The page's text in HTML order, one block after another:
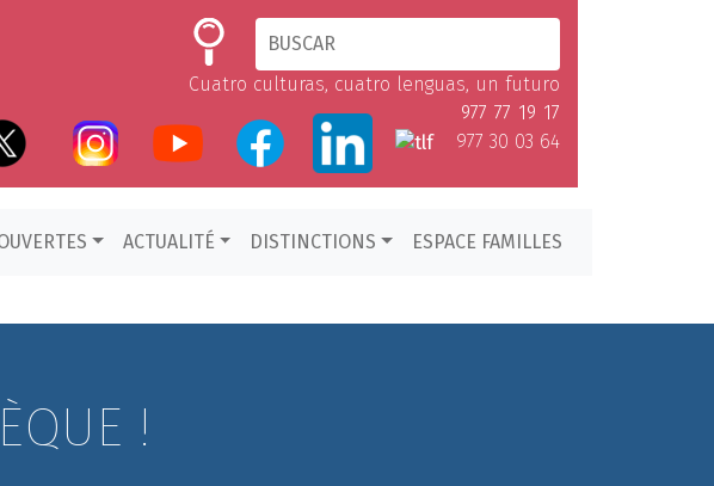
Cuatro culturas, cuatro lenguas, un futuro
977 77 19 17
977 30 03 64
ACTUALITÉ DISTINCTIONS ESPACE FAMILLES
!